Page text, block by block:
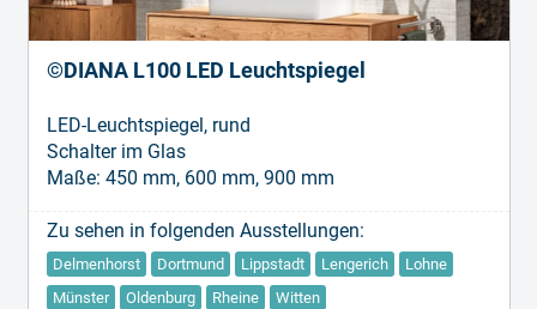
©DIANA L100 LED Leuchtspiegel
LED-Leuchtspiegel, rund
Schalter im Glas
Maße: 450 mm, 600 mm, 900 mm
Zu sehen in folgenden Ausstellungen:
Delmenhorst Dortmund Lippstadt Lengerich
Lohne
Münster
Oldenburg Rheine Witten